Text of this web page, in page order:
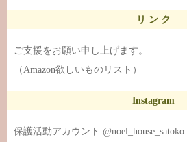
リ ン ク
ご支援をお願い申し上げます。
（Amazon欲しいものリスト）
Instagram
保護活動アカウント @noel_house_satoko